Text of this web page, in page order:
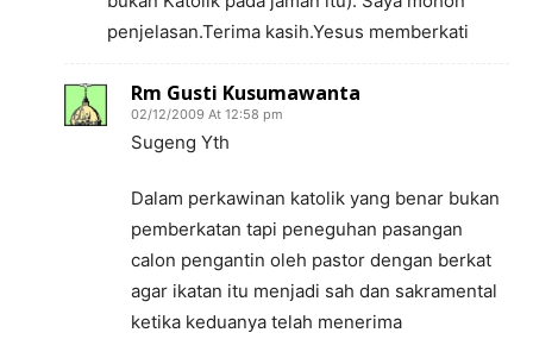
penjelasan.Terima kasih.Yesus memberkati
Rm Gusti Kusumawanta
02/12/2009 At 12:58 pm
Sugeng Yth
Dalam perkawinan katolik yang benar bukan
pemberkatan tapi peneguhan pasangan
calon pengantin oleh pastor dengan berkat
agar ikatan itu menjadi sah dan sakramental
ketika keduanya telah menerima